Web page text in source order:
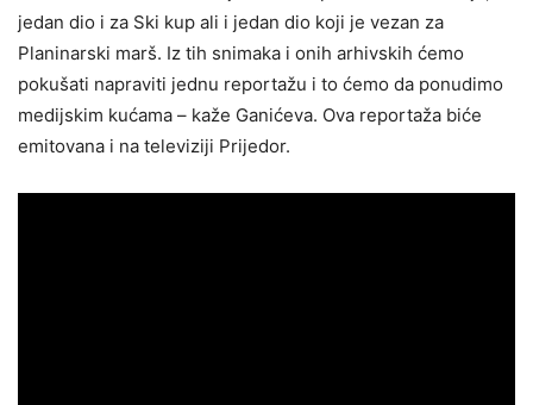
jedan dio i za Ski kup ali i jedan dio koji je vezan za
Planinarski marš. Iz tih snimaka i onih arhivskih ćemo
pokušati napraviti jednu reportažu i to ćemo da ponudimo
medijskim kućama – kaže Ganićeva. Ova reportaža biće
emitovana i na televiziji Prijedor.